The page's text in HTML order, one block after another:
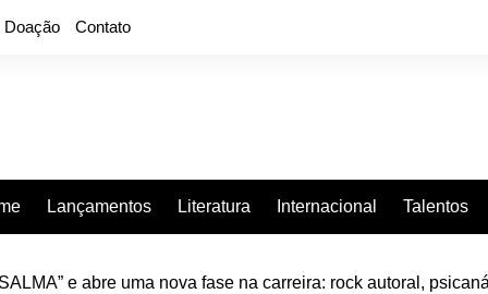
Doação Contato
Lançamentos Literatura Internacional Talentos
e abre uma nova fase na carreira: rock autoral,
“Projeção”, de 2010, nas plataformas digitais